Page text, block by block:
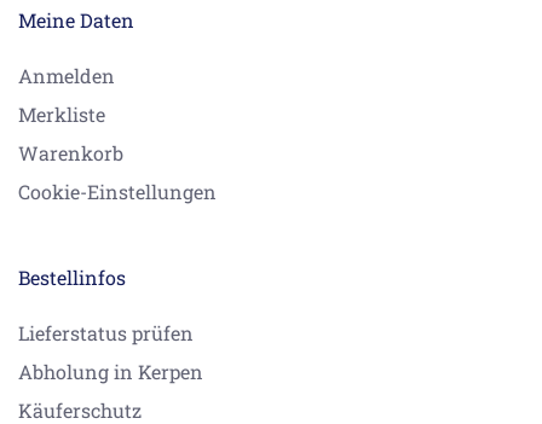
Meine Daten
Anmelden
Merkliste
Warenkorb
Cookie-Einstellungen
Bestellinfos
Lieferstatus prüfen
Abholung in Kerpen
Käuferschutz